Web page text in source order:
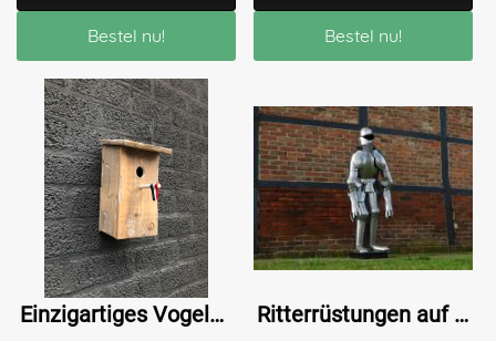
Bestel nu! Bestel nu!
Einzigartiges Vogelhaus mit holländischer Flagge Ritterrüstungen auf Ständer , alt- Metall - 190 cm